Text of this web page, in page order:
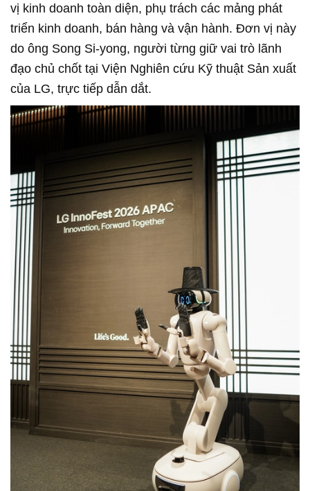
vị kinh doanh toàn diện, phụ trách các mảng phát
triển kinh doanh, bán hàng và vận hành. Đơn vị này
do ông Song Si-yong, người từng giữ vai trò lãnh
đạo chủ chốt tại Viện Nghiên cứu Kỹ thuật Sản xuất
của LG, trực tiếp dẫn dắt.